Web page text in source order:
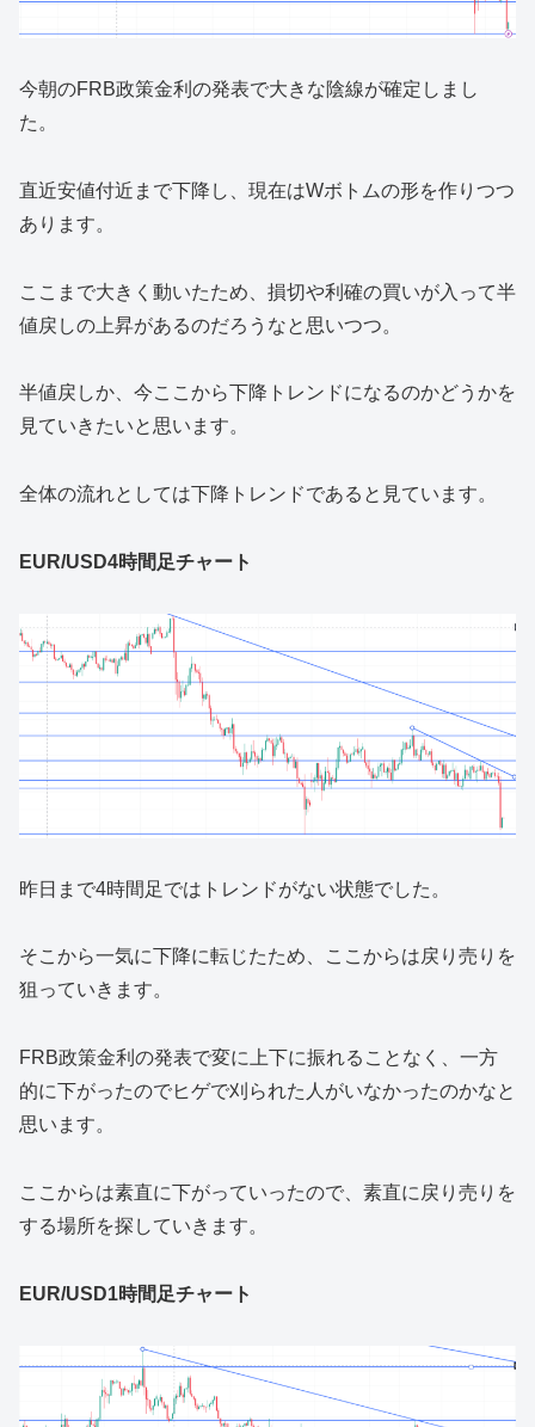
今朝のFRB政策金利の発表で大きな陰線が確定しまし
た。
直近安値付近まで下降し、現在はWボトムの形を作りつつ
あります。
ここまで大きく動いたため、損切や利確の買いが入って半
値戻しの上昇があるのだろうなと思いつつ。
半値戻しか、今ここから下降トレンドになるのかどうかを
見ていきたいと思います。
全体の流れとしては下降トレンドであると見ています。
EUR/USD4時間足チャート
昨日まで4時間足ではトレンドがない状態でした。
そこから一気に下降に転じたため、ここからは戻り売りを
狙っていきます。
FRB政策金利の発表で変に上下に振れることなく、一方
的に下がったのでヒゲで刈られた人がいなかったのかなと
思います。
ここからは素直に下がっていったので、素直に戻り売りを
する場所を探していきます。
EUR/USD1時間足チャート